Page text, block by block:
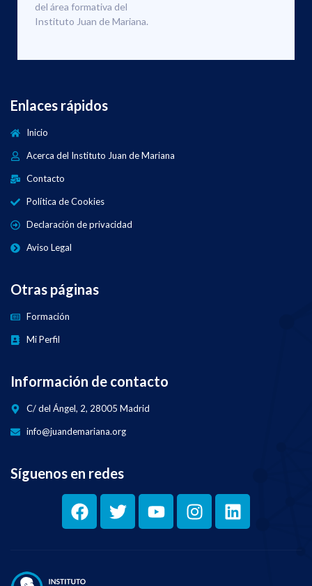
del área formativa del
Instituto Juan de Mariana.
Enlaces rápidos
Inicio
Acerca del Instituto Juan de Mariana
Contacto
Política de Cookies
Declaración de privacidad
Aviso Legal
Otras páginas
Formación
Mi Perfil
Información de contacto
C/ del Ángel, 2, 28005 Madrid
info@juandemariana.org
Síguenos en redes